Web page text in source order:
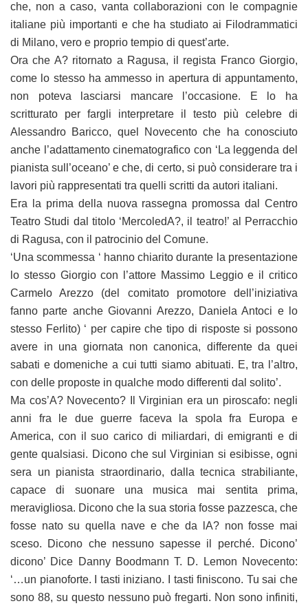
che, non a caso, vanta collaborazioni con le compagnie
italiane più importanti e che ha studiato ai Filodrammatici
di Milano, vero e proprio tempio di quest’arte.
Ora che A? ritornato a Ragusa, il regista Franco Giorgio,
come lo stesso ha ammesso in apertura di appuntamento,
non poteva lasciarsi mancare l’occasione. E lo ha
scritturato per fargli interpretare il testo più celebre di
Alessandro Baricco, quel Novecento che ha conosciuto
anche l’adattamento cinematografico con ‘La leggenda del
pianista sull’oceano’ e che, di certo, si può considerare tra i
lavori più rappresentati tra quelli scritti da autori italiani.
Era la prima della nuova rassegna promossa dal Centro
Teatro Studi dal titolo ‘MercoledA?, il teatro!’ al Perracchio
di Ragusa, con il patrocinio del Comune.
‘Una scommessa ‘ hanno chiarito durante la presentazione
lo stesso Giorgio con l’attore Massimo Leggio e il critico
Carmelo Arezzo (del comitato promotore dell’iniziativa
fanno parte anche Giovanni Arezzo, Daniela Antoci e lo
stesso Ferlito) ‘ per capire che tipo di risposte si possono
avere in una giornata non canonica, differente da quei
sabati e domeniche a cui tutti siamo abituati. E, tra l’altro,
con delle proposte in qualche modo differenti dal solito’.
Ma cos’A? Novecento? Il Virginian era un piroscafo: negli
anni fra le due guerre faceva la spola fra Europa e
America, con il suo carico di miliardari, di emigranti e di
gente qualsiasi. Dicono che sul Virginian si esibisse, ogni
sera un pianista straordinario, dalla tecnica strabiliante,
capace di suonare una musica mai sentita prima,
meravigliosa. Dicono che la sua storia fosse pazzesca, che
fosse nato su quella nave e che da lA? non fosse mai
sceso. Dicono che nessuno sapesse il perché. Dicono’
dicono’ Dice Danny Boodmann T. D. Lemon Novecento:
‘…un pianoforte. I tasti iniziano. I tasti finiscono. Tu sai che
sono 88, su questo nessuno può fregarti. Non sono infiniti,